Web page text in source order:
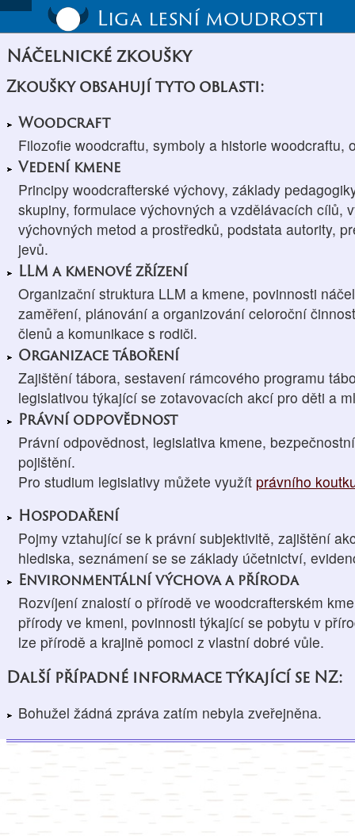
Liga lesní moudrosti
Náčelnické zkoušky
Zkoušky obsahují tyto oblasti:
Woodcraft
Filozofie woodcraftu, symboly a historie woodcraftu,
Vedení kmene
Principy woodcrafterské výchovy, základy
skupiny, formulace výchovných a vzdělávacích cílů,
výchovných metod a prostředků, podstata autority,
jevů.
LLM a kmenové zřízení
Organizační struktura LLM a kmene, povinnosti
zaměření, plánování a organizování celoroční
členů a komunikace s rodiči.
Organizace táboření
Zajištění tábora, sestavení rámcového programu
legislativou týkající se zotavovacích akcí pro děti a
Právní odpovědnost
Právní odpovědnost, legislativa kmene,
pojištění.
Pro studium legislativy můžete využít právního
Hospodaření
Pojmy vztahující se k právní subjektivitě, zajištění
hlediska, seznámení se se základy účetnictví,
Environmentální výchova a příroda
Rozvíjení znalostí o přírodě ve woodcrafterském
přírody ve kmeni, povinnosti týkající se pobytu v
lze přírodě a krajině pomoci z vlastní dobré vůle.
Další případné informace týkající se NZ:
Bohužel žádná zpráva zatím nebyla zveřejněna.